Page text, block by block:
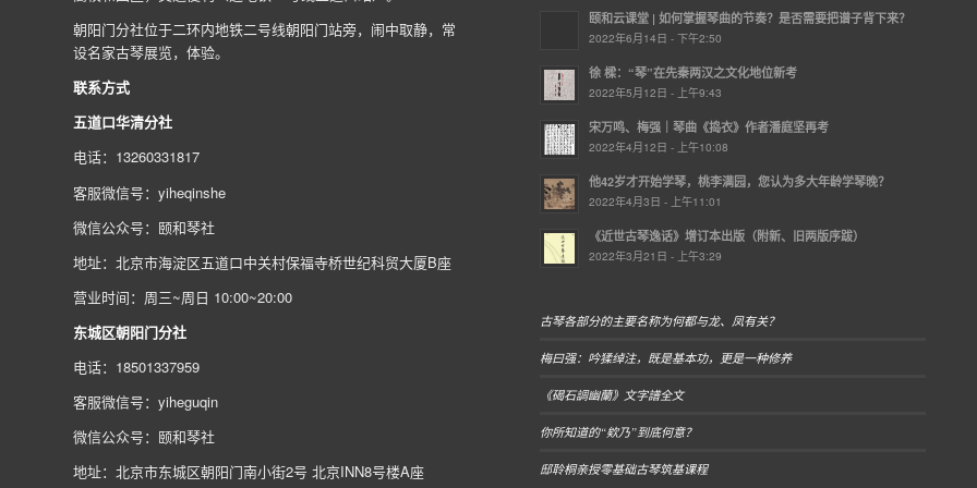
朝阳门分社位于二环内地铁二号线朝阳门站旁，闹中取静，常
设名家古琴展览，体验。
联系方式
五道口华清分社
电话：13260331817
客服微信号：yiheqinshe
微信公众号：颐和琴社
地址：北京市海淀区五道口中关村保福寺桥世纪科贸大厦B座
营业时间：周三~周日 10:00~20:00
东城区朝阳门分社
电话：18501337959
客服微信号：yiheguqin
微信公众号：颐和琴社
地址：北京市东城区朝阳门南小街2号 北京INN8号楼A座
颐和云课堂 | ​如何掌握琴曲的节奏？是否需要把谱子背下来？
2022年6月14日 - 下午2:50
徐 樑：“琴”在先秦两汉之文化地位新考
2022年5月12日 - 上午9:43
宋万鸣、梅强｜琴曲《捣衣》作者潘庭坚再考
2022年4月12日 - 上午10:08
他42岁才开始学琴，桃李满园，您认为多大年龄学琴晚？
2022年4月3日 - 上午11:01
《近世古琴逸话》增订本出版（附新、旧两版序跋）
2022年3月21日 - 上午3:29
古琴各部分的主要名称为何都与龙、凤有关？
梅曰强：吟猱绰注，既是基本功，更是一种修养
《碣石調幽蘭》文字譜全文
你所知道的“欸乃”到底何意？
邸聆桐亲授零基础古琴筑基课程